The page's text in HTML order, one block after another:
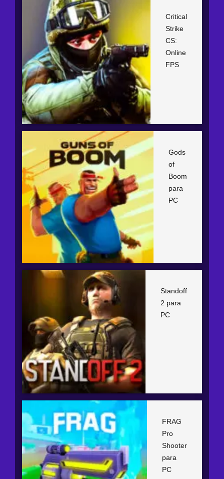
Critical
Strike
CS:
Online
FPS
Gods
of
Boom
para
PC
Standoff
2 para
PC
FRAG
Pro
Shooter
para
PC